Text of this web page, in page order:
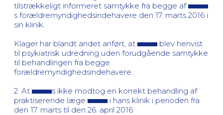
tilstrækkeligt informeret samtykke fra begge af
s forældremyndighedsindehavere den 17. marts 2016 i
sin klinik.
Klager har blandt andet anført, at
blev henvist
til psykiatrisk udredning uden forudgående samtykke
til behandlingen fra begge
forældremyndighedsindehavere.
2. At
s ikke modtog en korrekt behandling af
praktiserende læge
i hans klinik i perioden fra
den 17. marts til den 26. april 2016.